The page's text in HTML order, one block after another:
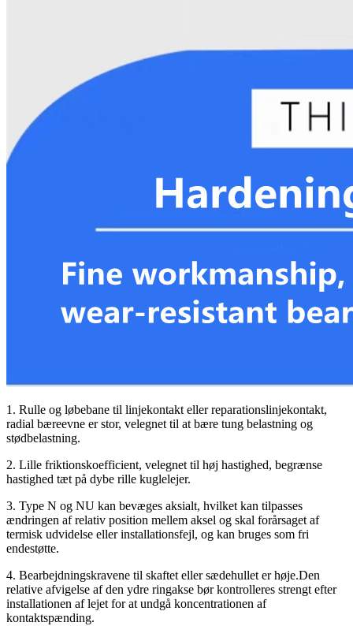
1. Rulle og løbebane til linjekontakt eller reparationslinjekontakt,
radial bæreevne er stor, velegnet til at bære tung belastning og
stødbelastning.
2. Lille friktionskoefficient, velegnet til høj hastighed, begrænse
hastighed tæt på dybe rille kuglelejer.
3. Type N og NU kan bevæges aksialt, hvilket kan tilpasses
ændringen af ​​relativ position mellem aksel og skal forårsaget af
termisk udvidelse eller installationsfejl, og kan bruges som fri
endestøtte.
4. Bearbejdningskravene til skaftet eller sædehullet er høje.Den
relative afvigelse af den ydre ringakse bør kontrolleres strengt efter
installationen af ​​lejet for at undgå koncentrationen af ​​
kontaktspænding.